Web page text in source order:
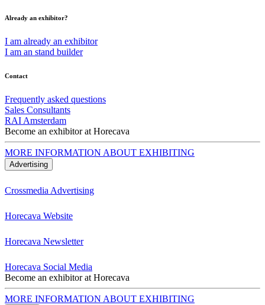
Already an exhibitor?
I am already an exhibitor
I am an stand builder
Contact
Frequently asked questions
Sales Consultants
RAI Amsterdam
Become an exhibitor at Horecava
MORE INFORMATION ABOUT EXHIBITING
Advertising
Crossmedia Advertising
Horecava Website
Horecava Newsletter
Horecava Social Media
Become an exhibitor at Horecava
MORE INFORMATION ABOUT EXHIBITING